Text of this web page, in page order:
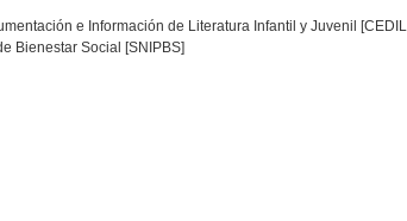
e Información de Literatura Infantil y Juvenil
Bienestar Social [SNIPBS]